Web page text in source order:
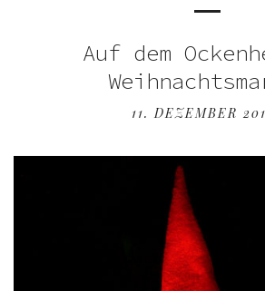
Auf dem
11. DEZEMBER